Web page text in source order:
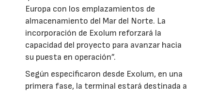
Europa con los emplazamientos de
almacenamiento del Mar del Norte. La
incorporación de Exolum reforzará la
capacidad del proyecto para avanzar hacia
su puesta en operación”.
Según especificaron desde Exolum, en una
primera fase, la terminal estará destinada a